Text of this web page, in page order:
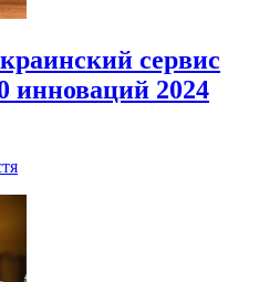
сервис
инноваций 2024